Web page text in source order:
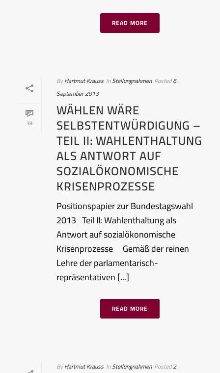
READ MORE
39
ByHartmut Krauss InStellungnahmen Posted6.
September 2013
WÄHLEN WÄRE
SELBSTENTWÜRDIGUNG –
TEIL II: WAHLENTHALTUNG
ALS ANTWORT AUF
SOZIALÖKONOMISCHE
KRISENPROZESSE
Positionspapier zur Bundestagswahl
2013 Teil II: Wahlenthaltung als
Antwort auf sozialökonomische
Krisenprozesse Gemäß der reinen
Lehre der parlamentarisch-
repräsentativen [...]
READ MORE
ByHartmut Krauss InStellungnahmen Posted2.